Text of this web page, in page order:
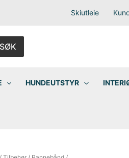
Skiutleie
SØK
HUNDEUTSTYR